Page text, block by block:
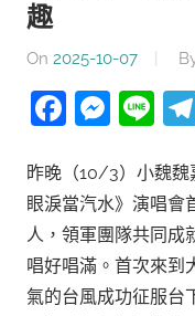
趣
On 2025-10-07
昨晚（10/3）小魏
眼淚當汽水》演唱會
人，領軍團隊共同成
唱好唱滿。首次來到
氣的台風成功征服台